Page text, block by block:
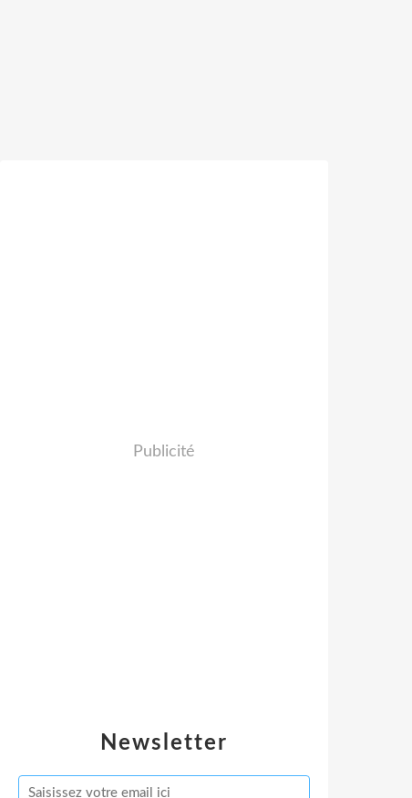
Newsletter
Publicité